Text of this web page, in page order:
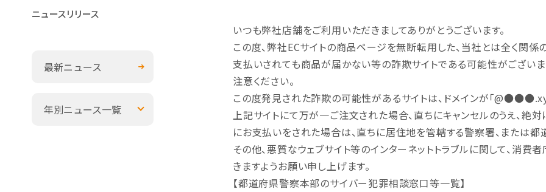
ニュースリリース
最新ニュース
年別ニュース一覧
いつも弊社店舗をご利用いただきましてありがとうございます。
この度、弊社ECサイトの商品ページを無断転用した、当社とは全く関
支払いされても商品が届かない等の詐欺サイトである可能性がござい
注意ください。
この度発見された詐欺の可能性があるサイトは、ドメインが「
上記サイトにて万が一ご注文された場合、直ちにキャンセルのうえ、絶
にお支払いをされた場合は、直ちに居住地を管轄する警察署、または
その他、悪質なウェブサイト等のインターネットトラブルに関して、消
きますようお願い申し上げます。
【都道府県警察本部のサイバー犯罪相談窓口等一覧】